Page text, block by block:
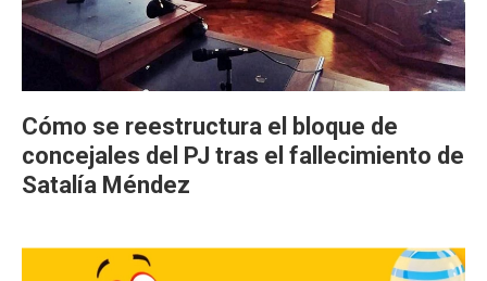
Cómo se reestructura el bloque de
concejales del PJ tras el fallecimiento de
Satalía Méndez